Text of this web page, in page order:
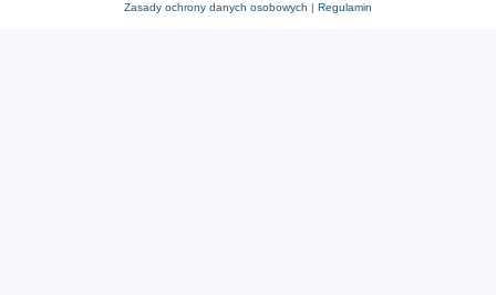
Zasady ochrony danych osobowych | Regulamin